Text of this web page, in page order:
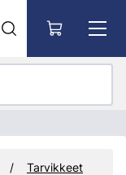
Tarvikkeet